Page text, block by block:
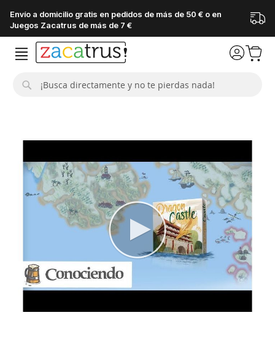
Envío a domicilio gratis en pedidos de más de 50 € o en
Juegos Zacatrus de más de 7 €
galería
imágenes